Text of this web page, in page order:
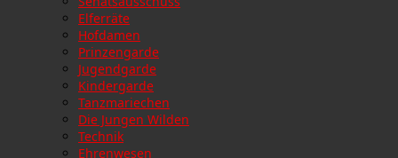
Elferräte
Hofdamen
Prinzengarde
Jugendgarde
Kindergarde
Tanzmariechen
Die Jungen Wilden
Technik
Ehrenwesen